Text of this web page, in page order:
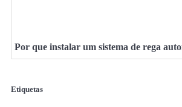
Por que instalar um sistema de rega
Etiquetas